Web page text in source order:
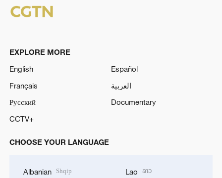
EXPLORE MORE
English
Español
Français
العربية
Русский
Documentary
CCTV+
CHOOSE YOUR LANGUAGE
Albanian Shqip Lao ລາວ